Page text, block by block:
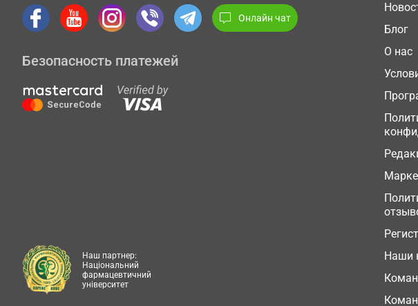
Онлайн чат
Безопасность платежей
Блог
О нас
Наши
Наш партнер:
Національний
фармацевтичний
університет